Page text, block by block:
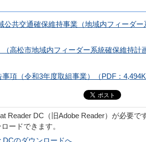
共交通確保維持事業（地域内フィーダー
高松市地域内フィーダー系統確保維持計
項（令和3年度取組事業）（PDF：
Reader DC（旧Adobe Reader）が必要です
ードできます。
DCのダウンロードへ